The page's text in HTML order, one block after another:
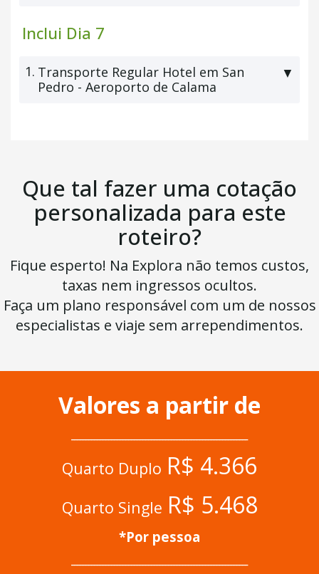
Inclui Dia 7
1. Transporte Regular Hotel em San
Pedro - Aeroporto de Calama
▼
Que tal fazer uma cotação
personalizada para este
roteiro?
Fique esperto! Na Explora não temos custos,
taxas nem ingressos ocultos.
Faça um plano responsável com um de nossos
especialistas e viaje sem arrependimentos.
Valores a partir de
Quarto Duplo R$ 4.366
Quarto Single R$ 5.468
*Por pessoa